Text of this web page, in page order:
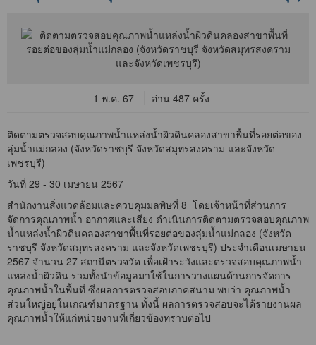
1 พ.ค. 67 อ่าน 487 ครั้ง
ติดตามตรวจสอบคุณภาพน้ำแหล่งน้ำผิวดินคลองสาขาพื้นที่รอยต่อของ
ลุ่มน้ำแม่กลอง (จังหวัดราชบุรี จังหวัดสมุทรสงคราม และจังหวัด
เพชรบุรี)
วันที่ 29 - 30 เมษายน 2567
สำนักงานสิ่งแวดล้อมและควบคุมมลพิษที่ 8 โดยเจ้าหน้าที่ส่วนการ
จัดการคุณภาพน้ำ อากาศและเสียง ดำเนินการติดตามตรวจสอบคุณภาพ
น้ำแหล่งน้ำผิวดินคลองสาขาพื้นที่รอยต่อของลุ่มน้ำแม่กลอง (จังหวัด
ราชบุรี จังหวัดสมุทรสงคราม และจังหวัดเพชรบุรี) ประจำเดือนเมษายน
2567 จำนวน 27 สถานีตรวจวัด เพื่อเฝ้าระวังและตรวจสอบคุณภาพน้ำ
แหล่งน้ำผิวดิน รวมทั้งนำข้อมูลมาใช้ในการวางแผนด้านการจัดการ
คุณภาพน้ำในพื้นที่ ซึ่งผลการตรวจสอบภาคสนาม พบว่า คุณภาพน้ำ
ส่วนใหญ่อยู่ในเกณฑ์มาตรฐาน ทั้งนี้ ผลการตรวจสอบจะได้รายงานผล
คุณภาพน้ำให้แก่หน่วยงานที่เกี่ยวข้องทราบต่อไป